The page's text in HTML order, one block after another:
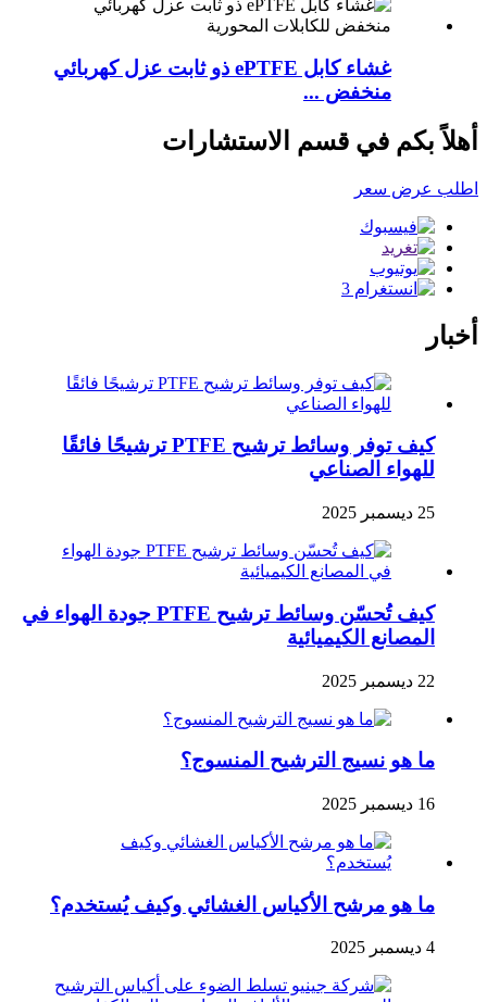
غشاء كابل ePTFE ذو ثابت عزل كهربائي
منخفض ...
أهلاً بكم في قسم الاستشارات
اطلب عرض سعر
أخبار
كيف توفر وسائط ترشيح PTFE ترشيحًا فائقًا
للهواء الصناعي
25 ديسمبر 2025
كيف تُحسّن وسائط ترشيح PTFE جودة الهواء في
المصانع الكيميائية
22 ديسمبر 2025
ما هو نسيج الترشيح المنسوج؟
16 ديسمبر 2025
ما هو مرشح الأكياس الغشائي وكيف يُستخدم؟
4 ديسمبر 2025